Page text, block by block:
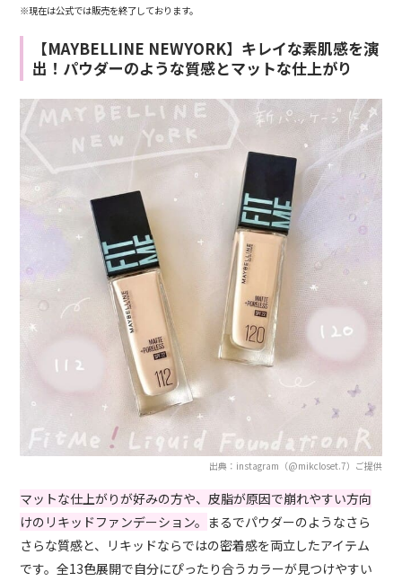
※現在は公式では販売を終了しております。
【MAYBELLINE NEWYORK】キレイな素肌感を演
出！パウダーのような質感とマットな仕上がり
出典：instagram（@mikcloset.7）ご提供
マットな仕上がりが好みの方や、皮脂が原因で崩れやすい方向
けのリキッドファンデーション。 まるでパウダーのようなさら
さらな質感と、リキッドならではの密着感を両立したアイテム
です。全13色展開で自分にぴったり合うカラーが見つけやすい